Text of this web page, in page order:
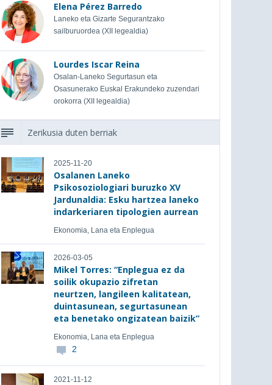
Elena Pérez Barredo
Laneko eta Gizarte Segurantzako
sailburuordea (XII legealdia)
Lourdes Iscar Reina
Osalan-Laneko Segurtasun eta
Osasunerako Euskal Erakundeko zuzendari
orokorra (XII legealdia)
Zerikusia duten berriak
2025-11-20
Osalanen Laneko
Psikosoziologiari buruzko XV
Jardunaldia: Esku hartzea laneko
indarkeriaren tipologien aurrean
Ekonomia, Lana eta Enplegua
2026-03-05
Mikel Torres: “Enplegua ez da
soilik okupazio zifretan
neurtzen, langileen kalitatean,
duintasunean, segurtasunean
eta benetako ongizatean baizik”
Ekonomia, Lana eta Enplegua
2
2021-11-12